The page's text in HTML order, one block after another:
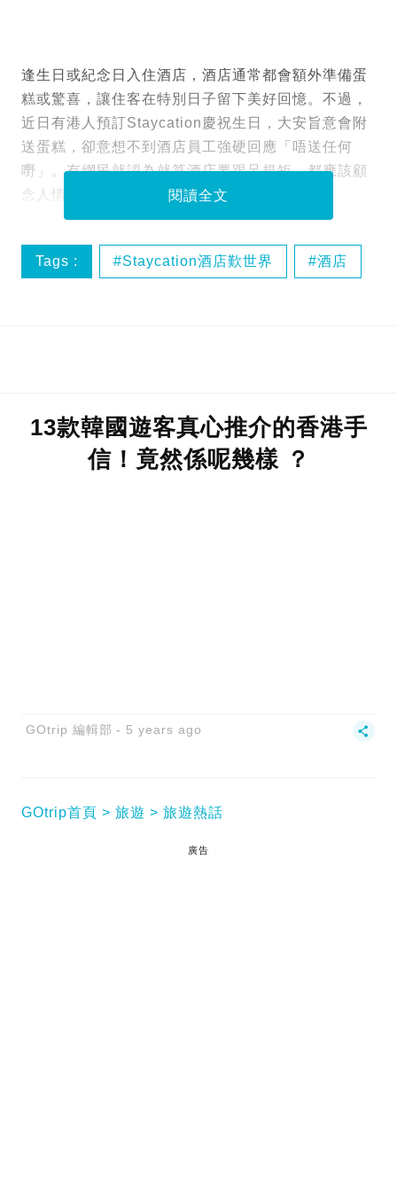
逢生日或紀念日入住酒店，酒店通常都會額外準備蛋
糕或驚喜，讓住客在特別日子留下美好回憶。不過，
近日有港人預訂Staycation慶祝生日，大安旨意會附
送蛋糕，卻意想不到酒店員工強硬回應「唔送任何
嘢」。有網民就認為就算酒店要跟足規矩，都應該顧
念人情味，直斥「好過分」！
閱讀全文
Tags : Staycation酒店歎世界 酒店
13款韓國遊客真心推介的香港手
信！竟然係呢幾樣 ？
GOtrip 編輯部 5 years ago
GOtrip首頁 旅遊 旅遊熱話
廣告